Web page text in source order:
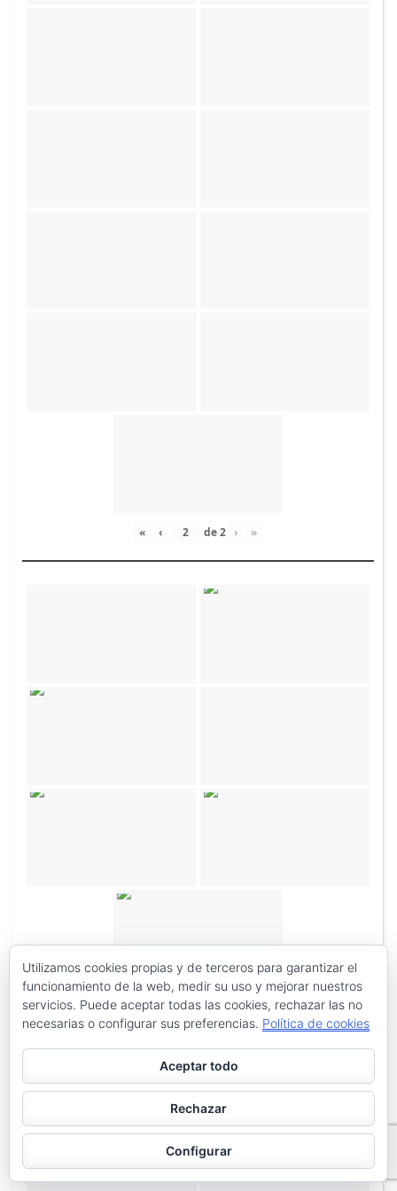
« ‹ de2 › »
Utilizamos cookies propias y de terceros para garantizar el
funcionamiento de la web, medir su uso y mejorar nuestros
servicios. Puede aceptar todas las cookies, rechazar las no
necesarias o configurar sus preferencias. Política de cookies
Aceptar todo
Rechazar
Configurar